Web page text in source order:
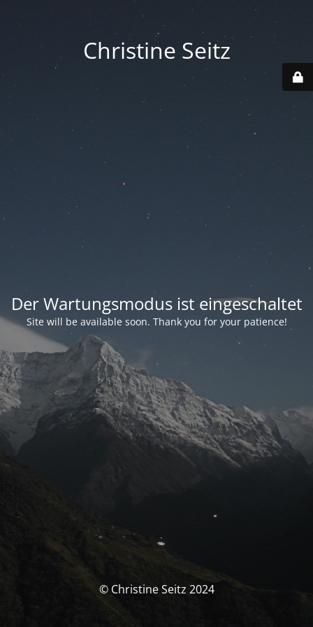
Christine Seitz
Der Wartungsmodus ist eingeschaltet
Site will be available soon. Thank you for your patience!
© Christine Seitz 2024